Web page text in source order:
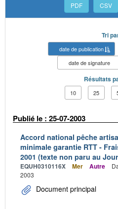
PDF CSV
Tri
date de publication
date de signature
Résultats
10 25
Publié le : 25-07-2003
Accord national pêche
minimale garantie RTT -
2001 (texte non paru au
EQUH0310116X Mer Autre
2003
Document principal